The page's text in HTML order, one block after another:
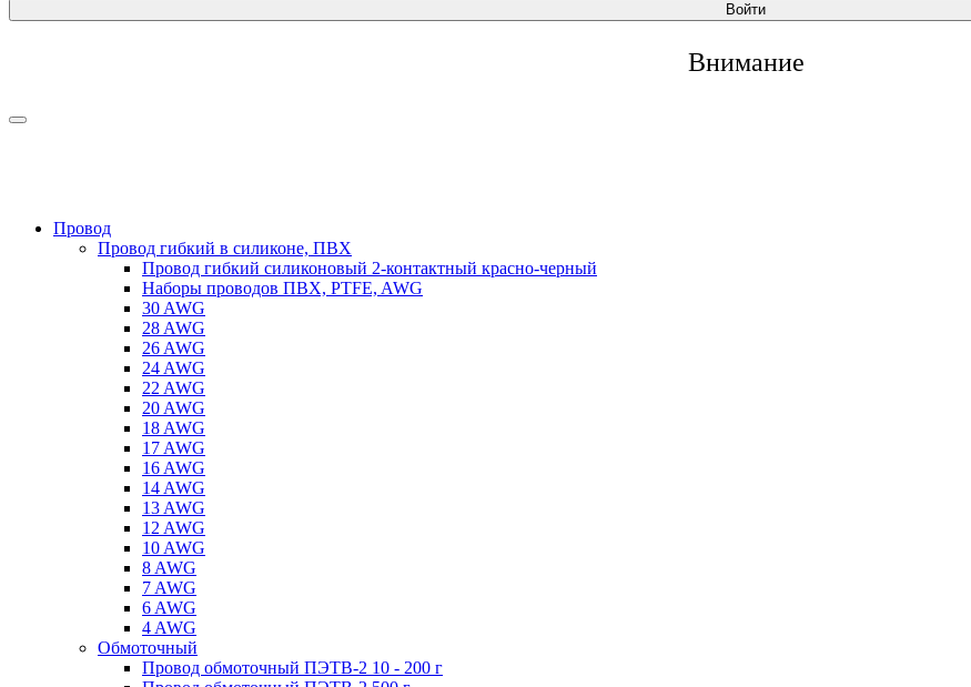
Войти
Внимание
Провод
Провод гибкий в силиконе, ПВХ
Провод гибкий силиконовый 2-контактный красно-черный
Наборы проводов ПВХ, PTFE, AWG
30 AWG
28 AWG
26 AWG
24 AWG
22 AWG
20 AWG
18 AWG
17 AWG
16 AWG
14 AWG
13 AWG
12 AWG
10 AWG
8 AWG
7 AWG
6 AWG
4 AWG
Обмоточный
Провод обмоточный ПЭТВ-2 10 - 200 г